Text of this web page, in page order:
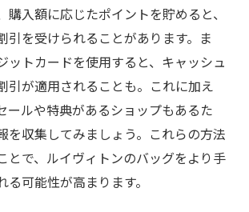
購入額に応じたポイントを貯めると、
引を受けられることがあります。ま
ットカードを使用すると、キャッシュ
引が適用されることも。これに加え
ールや特典があるショップもあるた
を収集してみましょう。これらの方法
とで、ルイヴィトンのバッグをより手
可能性が高まります。